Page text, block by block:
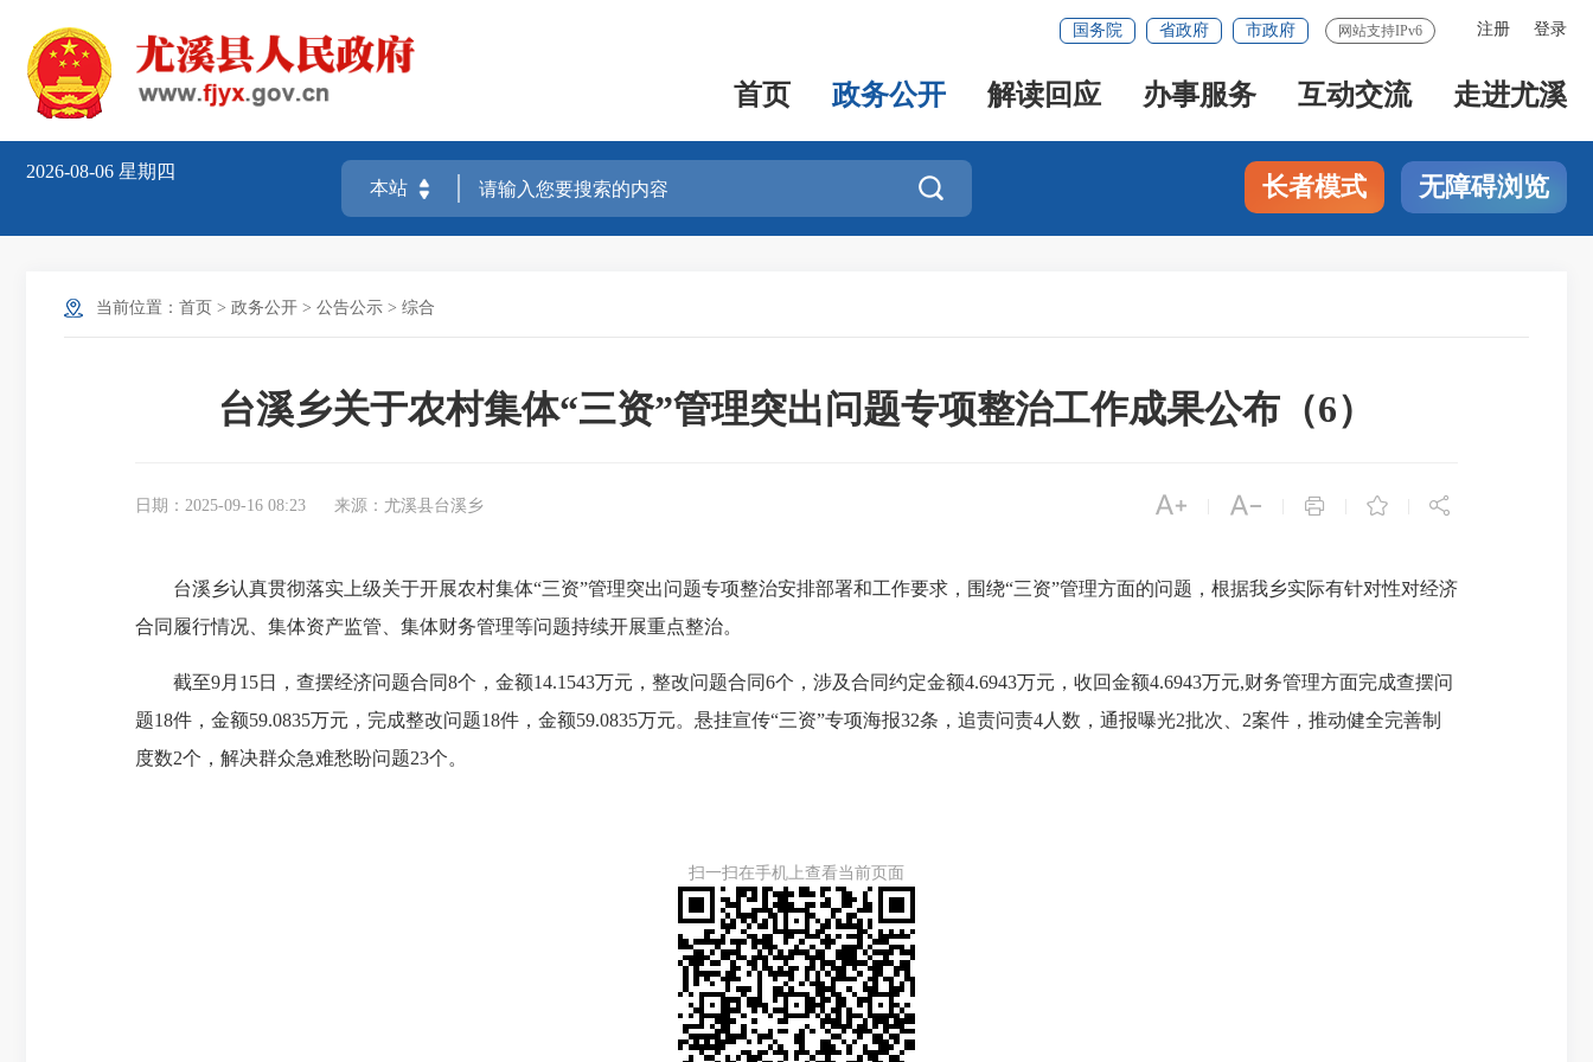
注册 登录
国务院 省政府 市政府 网站支持IPv6
首页 政务公开 解读回应 办事服务 互动交流 走进尤溪
2026-08-06 星期四
 长者模式 无障碍浏览
当前位置： 首页 > 政务公开 > 公告公示 > 综合
台溪乡关于农村集体“三资”管理突出问题专项整治工作成果公布（6）
日期：2025-09-16 08:23 来源：尤溪县台溪乡     
台溪乡认真贯彻落实上级关于开展农村集体“三资”管理突出问题专项整治安排部署和工作要求，围绕“三资”管理方面的问题，根据我乡实际有针对性对经济
合同履行情况、集体资产监管、集体财务管理等问题持续开展重点整治。
截至9月15日，查摆经济问题合同8个，金额14.1543万元，整改问题合同6个，涉及合同约定金额4.6943万元，收回金额4.6943万元,财务管理方面完成查摆问
题18件，金额59.0835万元，完成整改问题18件，金额59.0835万元。悬挂宣传“三资”专项海报32条，追责问责4人数，通报曝光2批次、2案件，推动健全完善制
度数2个，解决群众急难愁盼问题23个。
扫一扫在手机上查看当前页面